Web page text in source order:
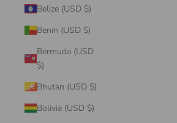
Belize (USD $)
Benin (USD $)
Bermuda (USD
$)
Bhutan (USD $)
Bolivia (USD $)